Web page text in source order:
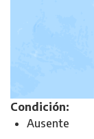
Condición:
Ausente